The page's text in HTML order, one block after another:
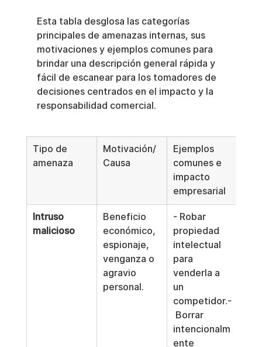
Esta tabla desglosa las categorías
principales de amenazas internas, sus
motivaciones y ejemplos comunes para
brindar una descripción general rápida y
fácil de escanear para los tomadores de
decisiones centrados en el impacto y la
responsabilidad comercial.
Tipo de
amenaza
Motivación/
Causa
Ejemplos
comunes e
impacto
empresarial
Intruso
malicioso
Beneficio
económico,
espionaje,
venganza o
agravio
personal.
- Robar
propiedad
intelectual
para
venderla a
un
competidor.-
Borrar
intencionalm
ente